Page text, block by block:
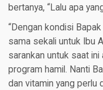
bertanya, “Lalu apa
“Dengan kondisi
sama sekali untuk Ibu
sarankan untuk saat ini
program hamil. Nanti
dan vitamin yang perlu